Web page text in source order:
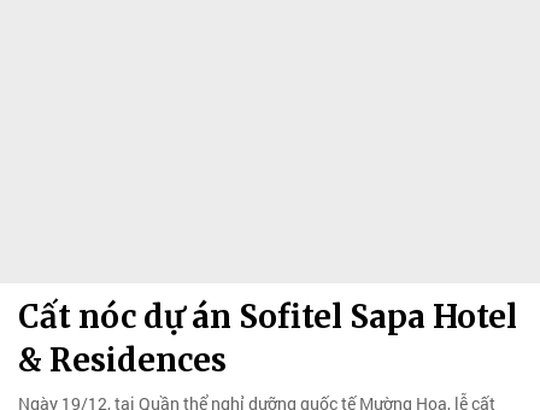
Cất nóc dự án Sofitel Sapa Hotel
& Residences
Ngày 19/12, tại Quần thể nghỉ dưỡng quốc tế Mường Hoa, lễ cất